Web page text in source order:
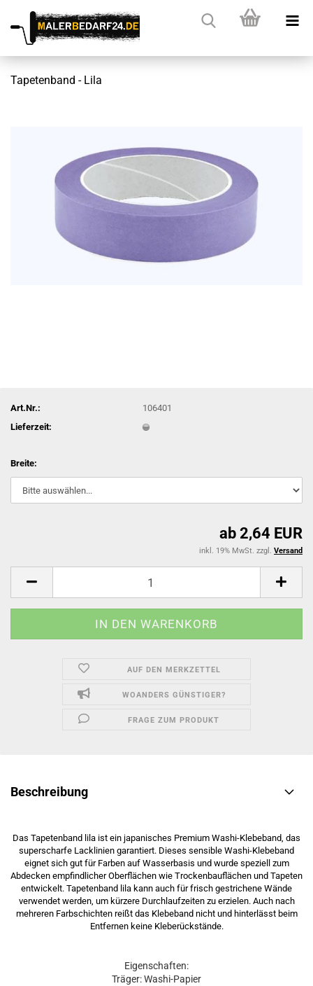
Tapetenband - Lila
Art.Nr.:
106401
Lieferzeit:
Breite:
ab 2,64 EUR
inkl. 19% MwSt. zzgl. Versand
AUF DEN MERKZETTEL
WOANDERS GÜNSTIGER?
FRAGE ZUM PRODUKT
Beschreibung
Das Tapetenband lila ist ein japanisches Premium Washi-Klebeband, das
superscharfe Lacklinien garantiert. Dieses sensible Washi-Klebeband
eignet sich gut für Farben auf Wasserbasis und wurde speziell zum
Abdecken empfindlicher Oberflächen wie Trockenbauflächen und Tapeten
entwickelt. Tapetenband lila kann auch für frisch gestrichene Wände
verwendet werden, um kürzere Durchlaufzeiten zu erzielen. Auch nach
mehreren Farbschichten reißt das Klebeband nicht und hinterlässt beim
Entfernen keine Kleberückstände.
Eigenschaften:
Träger: Washi-Papier